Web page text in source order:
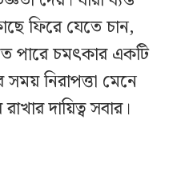
ফিরে যেতে চান,
পারে চমৎকার একটি
নিরাপত্তা মেনে
দায়িত্ব সবার।